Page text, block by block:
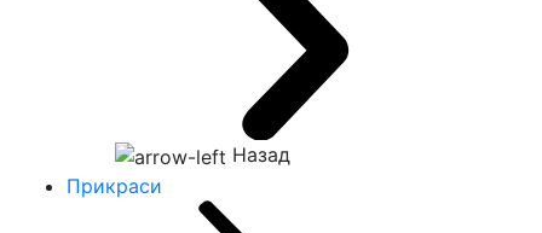
Назад
Прикраси